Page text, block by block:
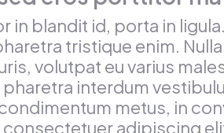
in blandit id, porta in
tristique enim.
volutpat eu varius
interdum
metus, in
adipiscing